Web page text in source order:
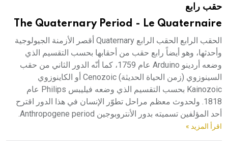
هيئة الموسوعة العربية تطلق موسوعات جديدة في عام 2026حقب رابع
The Quaternary Period - Le Quaternaire
الحقب الرابع الحقب الرابع Quaternary أقصر الأزمنة الجيولوجية
وأحدثها، وهو أيضاً رابع حقب من أحقابها بحسب التقسيم الذي
وضعه أردينو Arduino عام 1759، كما أنّه الدور الثاني من حقب
السينوزوي (زمن الحياة الحديثة) Cenozoic أو الكاينوزوي
Kainozoic بحسب التقسيم الذي وضعه فيليبس Philips عام
1818. ولحدوث معظم مراحل تطوّر الإنسان في هذا الدور اقترح
أحد المؤلفين تسميته بدور الأنتروبوجين Anthropogene period.
اقرأ المزيد »